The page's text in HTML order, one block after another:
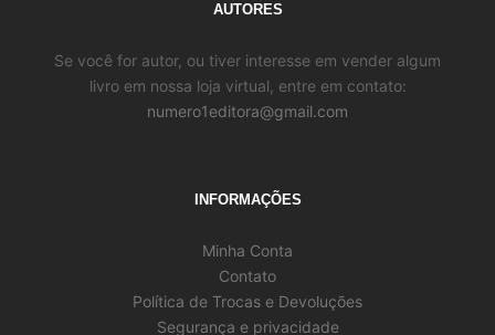
AUTORES
Se você for autor, ou tiver interesse em vender algum
livro em nossa loja virtual, entre em contato:
numero1editora@gmail.com
INFORMAÇÕES
Minha Conta
Contato
Política de Trocas e Devoluções
Segurança e privacidade